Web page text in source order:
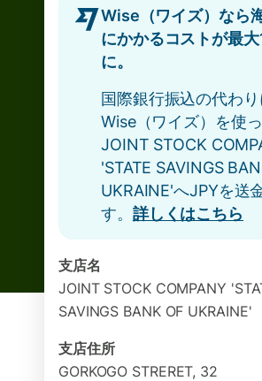
Wise（ワイズ）なら
にかかるコストが最
に。
国際銀行振込の代わり
Wise（ワイズ）を使
JOINT STOCK
'STATE SAVINGS
UKRAINE'へJPYを送
す。 詳しくはこちら
支店名
JOINT STOCK COMPANY
SAVINGS BANK OF UKRAINE'
支店住所
GORKOGO STRERET, 32